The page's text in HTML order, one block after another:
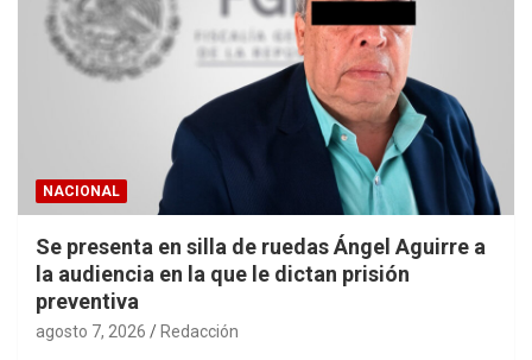
NACIONAL
Se presenta en silla de ruedas Ángel Aguirre a
la audiencia en la que le dictan prisión
preventiva
agosto 7, 2026 Redacción